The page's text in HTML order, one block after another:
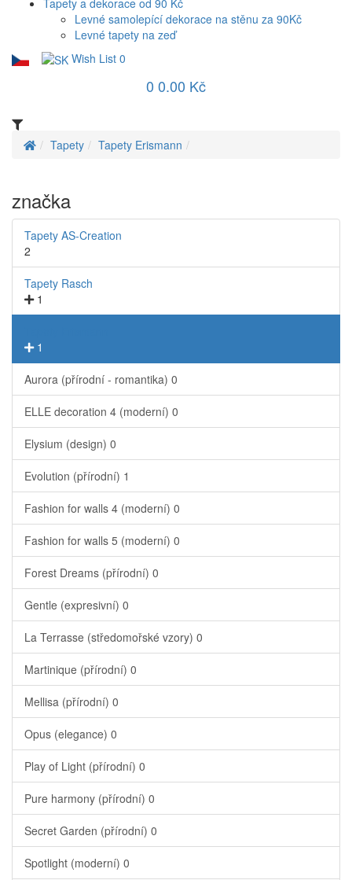
Tapety a dekorace od 90 Kč
Levné samolepící dekorace na stěnu za 90Kč
Levné tapety na zeď
Wish List 0
0 0.00 Kč
Tapety Tapety Erismann
značka
Tapety AS-Creation
2
Tapety Rasch
1
1
Aurora (přírodní - romantika) 0
ELLE decoration 4 (moderní) 0
Elysium (design) 0
Evolution (přírodní) 1
Fashion for walls 4 (moderní) 0
Fashion for walls 5 (moderní) 0
Forest Dreams (přírodní) 0
Gentle (expresivní) 0
La Terrasse (středomořské vzory) 0
Martinique (přírodní) 0
Mellisa (přírodní) 0
Opus (elegance) 0
Play of Light (přírodní) 0
Pure harmony (přírodní) 0
Secret Garden (přírodní) 0
Spotlight (moderní) 0